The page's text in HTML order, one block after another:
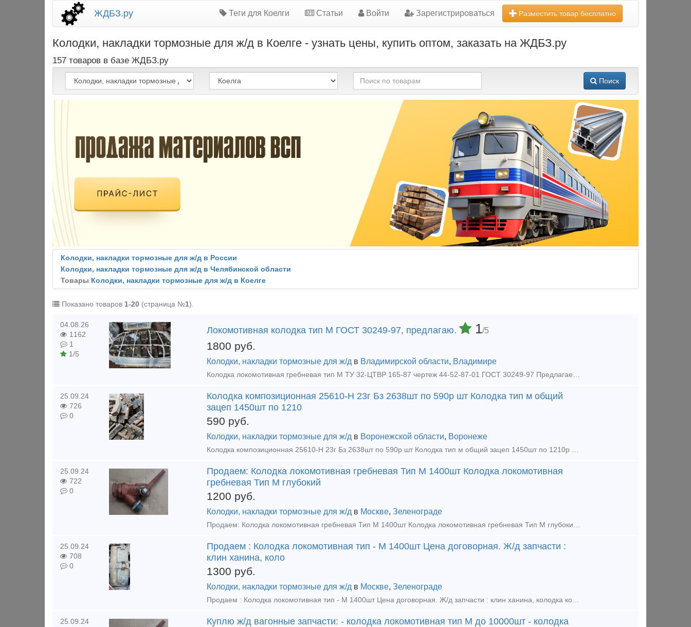
ЖДБЗ.ру Теги для Коелги Статьи Войти Зарегистрироваться Разместить товар бесплатно
Колодки, накладки тормозные для ж/д в Коелге - узнать цены, купить оптом, заказать на ЖДБЗ.ру
157 товаров в базе ЖДБЗ.ру
Поиск
Колодки, накладки тормозные для ж/д в России
Колодки, накладки тормозные для ж/д в Челябинской области
Товары Колодки, накладки тормозные для ж/д в Коелге
Показано товаров 1-20 (страница №1).
04.08.26
1162
1
1/5
Локомотивная колодка тип М ГОСТ 30249-97, предлагаю. 1/5
1800 руб.
Колодки, накладки тормозные для ж/д в Владимирской области, Владимире
Колодка локомотивная гребневая тип М ТУ 32-ЦТВР 165-87 чертеж 44-52-87-01 ГОСТ 30249-97 Предлагаем из наличия, на нашем складе. Год изготовления 2022-23 г. Звоните и размещайте вашу заявку: к.
25.09.24
726
0
Колодка композиционная 25610-Н 23г Бз 2638шт по 590р шт Колодка тип м общий
зацеп 1450шт по 1210
590 руб.
Колодки, накладки тормозные для ж/д в Воронежской области, Воронеже
Колодка композиционная 25610-Н 23г Бз 2638шт по 590р шт Колодка тип м общий зацеп 1450шт по 1210р шт Подвеска маятниковая 518.00.018-4 новая 500шт по 470р шт Клин тягового хомута 16шт 1050р ш
25.09.24
722
0
Продаем: Колодка локомотивная гребневая Тип М 1400шт Колодка локомотивная
гребневая Тип М глубокий
1200 руб.
Колодки, накладки тормозные для ж/д в Москве, Зеленограде
Продаем: Колодка локомотивная гребневая Тип М 1400шт Колодка локомотивная гребневая Тип М глубокий захват 1400шт Рельсы р65 бу 1гр 300тн , 2гр 200тн Цена договорная. Покупаем любые мате
25.09.24
708
0
Продаем : Колодка локомотивная тип - М 1400шт Цена договорная. Ж/д запчасти :
клин ханина, коло
1300 руб.
Колодки, накладки тормозные для ж/д в Москве, Зеленограде
Продаем : Колодка локомотивная тип - М 1400шт Цена договорная. Ж/д запчасти : клин ханина, колодка композиционная 25610-Н, сектор запора (лев, прав), аппарата поглощающий рт 12 ,поглощающ
25.09.24
Куплю ж/д вагонные запчасти: - колодка локомотивная тип М до 10000шт - колодка